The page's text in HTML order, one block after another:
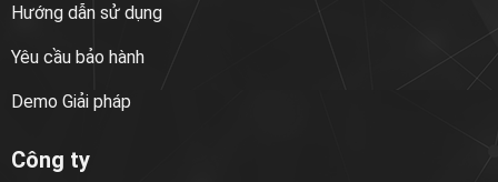
Hướng dẫn sử dụng
Yêu cầu bảo hành
Demo Giải pháp
Công ty